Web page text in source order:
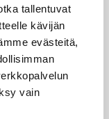
tallentuvat
kävijän
evästeitä,
vain